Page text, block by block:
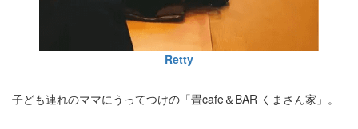
Retty
子ども連れのママにうってつけの「畳cafe＆BAR くまさん家」。